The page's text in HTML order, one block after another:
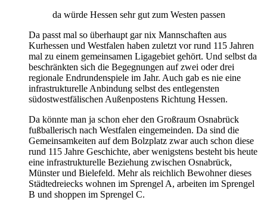
da würde Hessen sehr gut zum Westen passen
Da passt mal so überhaupt gar nix Mannschaften aus
Kurhessen und Westfalen haben zuletzt vor rund 115 Jahren
mal zu einem gemeinsamen Ligagebiet gehört. Und selbst da
beschränkten sich die Begegnungen auf zwei oder drei
regionale Endrundenspiele im Jahr. Auch gab es nie eine
infrastrukturelle Anbindung selbst des entlegensten
südostwestfälischen Außenpostens Richtung Hessen.
Da könnte man ja schon eher den Großraum Osnabrück
fußballerisch nach Westfalen eingemeinden. Da sind die
Gemeinsamkeiten auf dem Bolzplatz zwar auch schon diese
rund 115 Jahre Geschichte, aber wenigstens besteht bis heute
eine infrastrukturelle Beziehung zwischen Osnabrück,
Münster und Bielefeld. Mehr als reichlich Bewohner dieses
Städtedreiecks wohnen im Sprengel A, arbeiten im Sprengel
B und shoppen im Sprengel C.